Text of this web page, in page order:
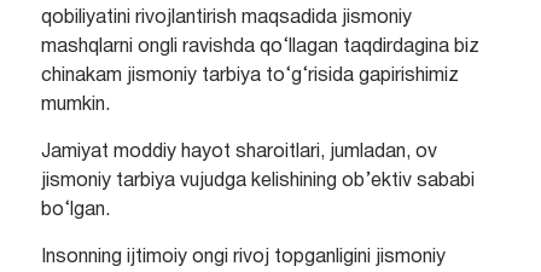
qobiliyatini rivojlantirish maqsadida jismoniy
mashqlarni ongli ravishda qo‘llagan taqdirdagina biz
chinakam jismoniy tarbiya to‘g‘risida gapirishimiz
mumkin.
Jamiyat moddiy hayot sharoitlari, jumladan, ov
jismoniy tarbiya vujudga kelishining ob’ektiv sababi
bo‘lgan.
Insonning ijtimoiy ongi rivoj topganligini jismoniy